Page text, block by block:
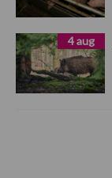
4 aug